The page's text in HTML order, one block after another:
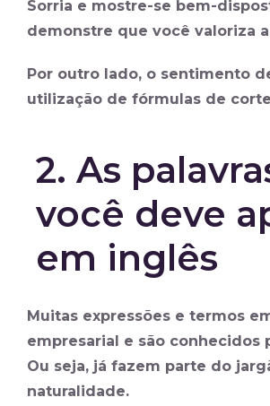
Sorria e mostre-se bem-
demonstre que você valoriza
Por outro lado, o sentimento
utilização de fórmulas de
2. As
você deve
em inglês
Muitas expressões e termos
empresarial e são conhecidos
Ou seja, já fazem parte do
naturalidade.